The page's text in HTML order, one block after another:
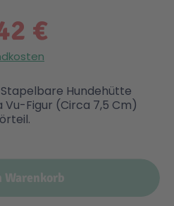
€
Hundehütte
Vu-Figur (Circa 7,5 Cm)
Warenkorb